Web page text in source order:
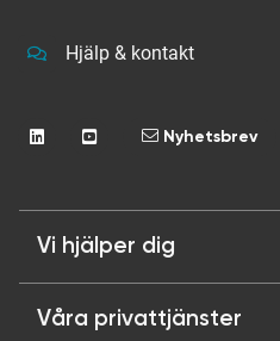
Hjälp & kontakt
Nyhetsbrev
Vi hjälper dig
Våra privattjänster